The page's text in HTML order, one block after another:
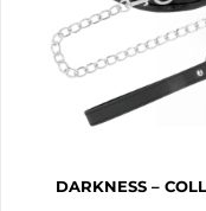
DARKNESS –